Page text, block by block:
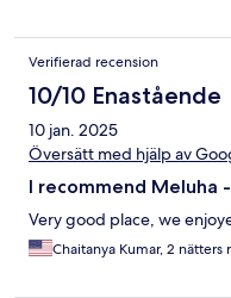
Verifierad recension
10/10 Enastående
10 jan. 2025
Översätt med hjälp av
I recommend Meluha
Very good place, we
Chaitanya Kumar, 2 nätters